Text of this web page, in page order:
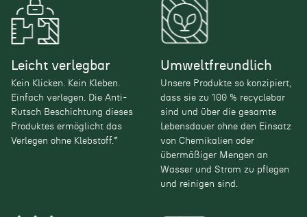
Leicht verlegbar
Kein Klicken. Kein Kleben.
Einfach verlegen. Die Anti-
Rutsch Beschichtung dieses
Produktes ermöglicht das
Verlegen ohne Klebstoff.*
Umweltfreundlich
Unsere Produkte so konzipiert,
dass sie zu 100 % recyclebar
sind und über die gesamte
Lebensdauer ohne den Einsatz
von Chemikalien oder
übermäßiger Mengen an
Wasser und Strom zu pflegen
und reinigen sind.